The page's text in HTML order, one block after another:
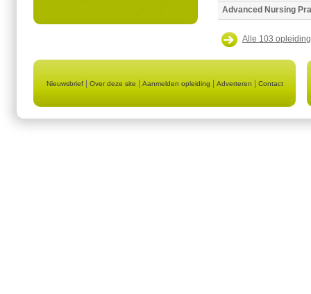
Advanced Nursing
Alle 103
Nieuwsbrief| Over deze site Aanmelden opleiding Adverteren Contact